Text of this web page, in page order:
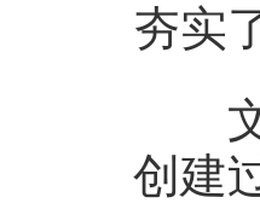
夯实
文
创建